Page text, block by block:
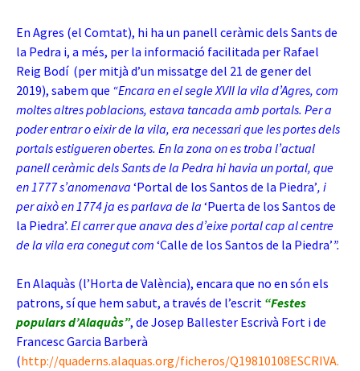
En Agres (el Comtat), hi ha un panell ceràmic dels Sants de
la Pedra i, a més, per la informació facilitada per Rafael
Reig Bodí (per mitjà d’un missatge del 21 de gener del
2019), sabem que “Encara en el segle XVII la vila d’Agres, com
moltes altres poblacions, estava tancada amb portals. Per a
poder entrar o eixir de la vila, era necessari que les portes dels
portals estigueren obertes. En la zona on es troba l’actual
panell ceràmic dels Sants de la Pedra hi havia un portal, que
en 1777 s’anomenava ‘Portal de los Santos de la Piedra’, i
per això en 1774 ja es parlava de la ‘Puerta de los Santos de
la Piedra’. El carrer que anava des d’eixe portal cap al centre
de la vila era conegut com ‘Calle de los Santos de la Piedra’”.
En Alaquàs (l’Horta de València), encara que no en són els
patrons, sí que hem sabut, a través de l’escrit “Festes
populars d’Alaquàs”, de Josep Ballester Escrivà Fort i de
Francesc Garcia Barberà
(http://quaderns.alaquas.org/ficheros/Q19810108ESCRIVA.